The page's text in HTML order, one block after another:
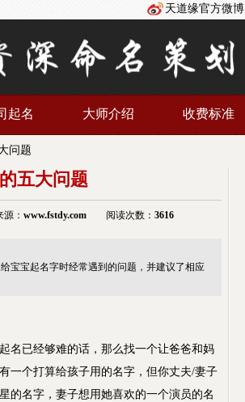
天道缘官方微博
起名 大师介绍 收费标准
问题
五大问题
： www.fstdy.com阅读次数： 3616
宝宝起名字时经常遇到的问题，并建议了相应
已经够难的话，那么找一个让爸爸和妈
一个打算给孩子用的名字，但你丈夫/妻子
的名字，妻子想用她喜欢的一个演员的名